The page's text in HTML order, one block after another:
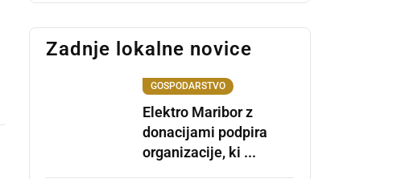
Zadnje lokalne novice
GOSPODARSTVO
Elektro Maribor z
donacijami podpira
organizacije, ki ...